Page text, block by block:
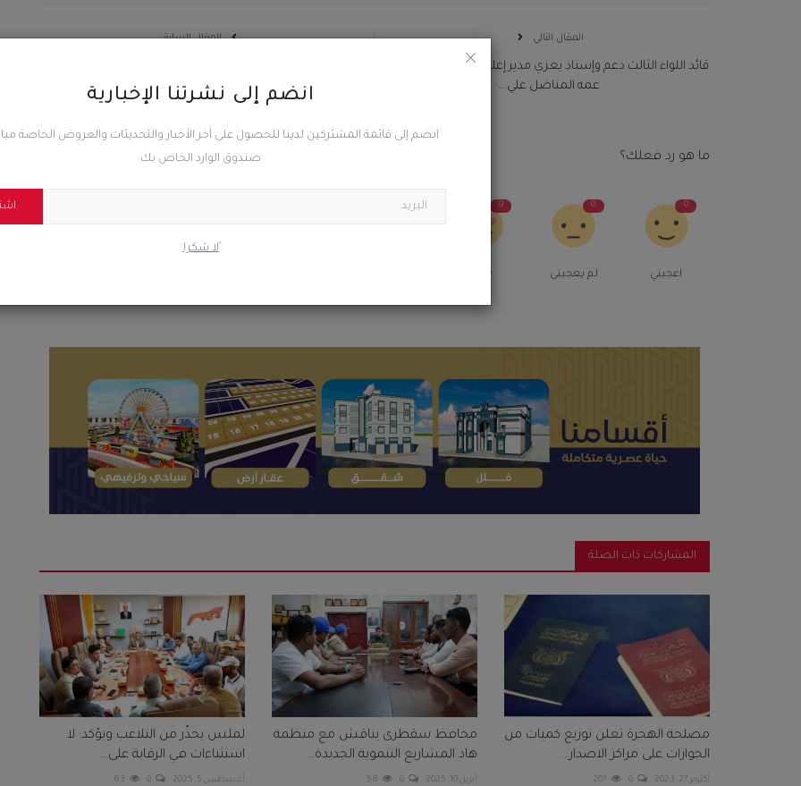
انضم إلى نشرتنا الإخبارية
انضم إلى قائمة المشتركين لدينا للحصول على آخر الأخبار والتحديثات والعروض الخاصة
صندوق الوارد الخاص بك
ًلا شكرا
المقال السابق
بجامعة عدن
المقال التالي
قائد اللواء الثالث دعم وإسناد يعزي مدير إعلام اللواء في وفاة ابن
عمه المناضل علي...
ما هو رد فعلك؟
0
اعجبني
0
لم يعجبنى
0
Love
0
المشاركات ذات الصلة
مصلحة الهجرة تعلن توزيع كميات من
الجوازات على مراكز الاصدار...
أكتوبر 27, 2023 0
207
محافظ سقطرى يناقش مع منظمة
هاد المشاريع التنموية الجديدة...
أبريل 10, 2025 0
58
لملس يحذّر من التلاعب ويؤكد: لا
استثناءات في الرقابة على...
أغسطس 5, 2025 0
63